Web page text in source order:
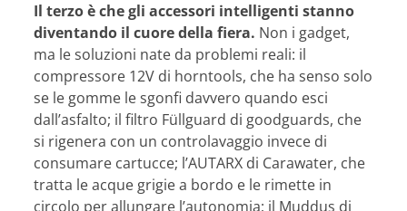
Il terzo è che gli accessori intelligenti stanno
diventando il cuore della fiera. Non i gadget,
ma le soluzioni nate da problemi reali: il
compressore 12V di horntools, che ha senso solo
se le gomme le sgonfi davvero quando esci
dall’asfalto; il filtro Füllguard di goodguards, che
si rigenera con un controlavaggio invece di
consumare cartucce; l’AUTARX di Carawater, che
tratta le acque grigie a bordo e le rimette in
circolo per allungare l’autonomia; il Muddus di